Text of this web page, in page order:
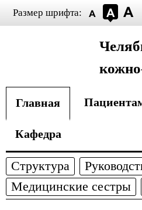
Размер шрифта:
Главная
Кафедра
Структура
Медицинские сестры